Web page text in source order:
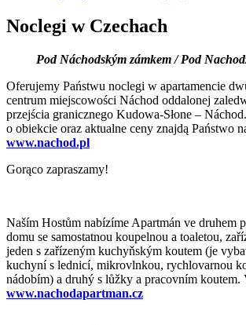
Noclegi w Czechach
Pod Náchodským zámkem / Pod
Oferujemy Państwu noclegi w apartamencie
centrum miejscowości Náchod oddalonej
przejścia granicznego Kudowa-Słone –
o obiekcie oraz aktualne ceny znajdą Państwo
www.nachod.pl
Gorąco zapraszamy!
Naším Hostům nabízíme Apartmán ve druhem
domu se samostatnou koupelnou a toaletou,
jeden s zařízeným kuchyňským koutem (je
kuchyní s lednicí, mikrovlnkou, rychlovarnou
nádobím) a druhý s lůžky a pracovním koutem.
www.nachodapartman.cz